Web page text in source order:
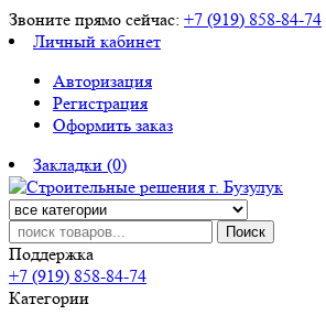
Звоните прямо сейчас: +7 (919) 858-84-74
Личный кабинет
Авторизация
Регистрация
Оформить заказ
Закладки (0)
Поиск
Поддержка
+7 (919) 858-84-74
Категории